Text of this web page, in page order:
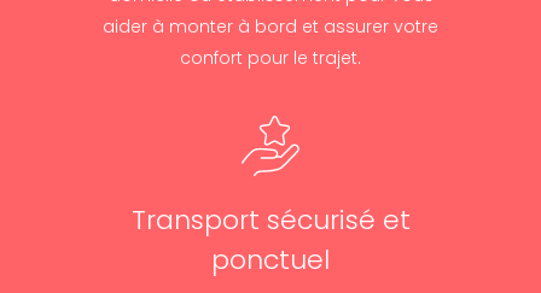
aider à monter à bord et assurer votre
confort pour le trajet.
Transport sécurisé et
ponctuel